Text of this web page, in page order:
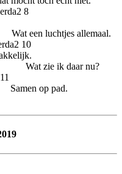
allemaal.
makkelijk.
nu?
pad.